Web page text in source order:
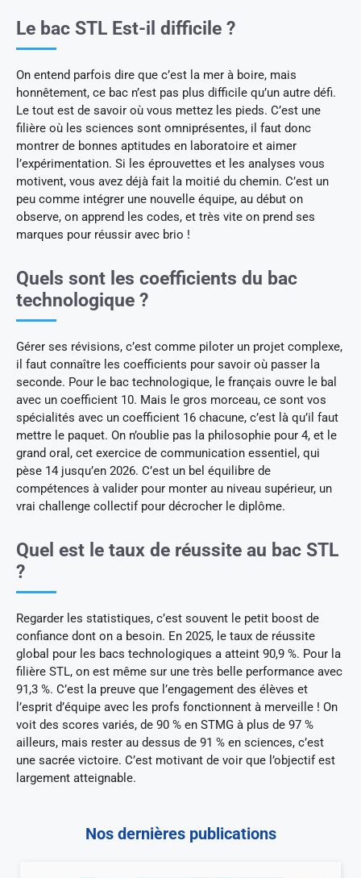
Le bac STL Est-il difficile ?
On entend parfois dire que c’est la mer à boire, mais
honnêtement, ce bac n’est pas plus difficile qu’un autre défi.
Le tout est de savoir où vous mettez les pieds. C’est une
filière où les sciences sont omniprésentes, il faut donc
montrer de bonnes aptitudes en laboratoire et aimer
l’expérimentation. Si les éprouvettes et les analyses vous
motivent, vous avez déjà fait la moitié du chemin. C’est un
peu comme intégrer une nouvelle équipe, au début on
observe, on apprend les codes, et très vite on prend ses
marques pour réussir avec brio !
Quels sont les coefficients du bac
technologique ?
Gérer ses révisions, c’est comme piloter un projet complexe,
il faut connaître les coefficients pour savoir où passer la
seconde. Pour le bac technologique, le français ouvre le bal
avec un coefficient 10. Mais le gros morceau, ce sont vos
spécialités avec un coefficient 16 chacune, c’est là qu’il faut
mettre le paquet. On n’oublie pas la philosophie pour 4, et le
grand oral, cet exercice de communication essentiel, qui
pèse 14 jusqu’en 2026. C’est un bel équilibre de
compétences à valider pour monter au niveau supérieur, un
vrai challenge collectif pour décrocher le diplôme.
Quel est le taux de réussite au bac STL
?
Regarder les statistiques, c’est souvent le petit boost de
confiance dont on a besoin. En 2025, le taux de réussite
global pour les bacs technologiques a atteint 90,9 %. Pour la
filière STL, on est même sur une très belle performance avec
91,3 %. C’est la preuve que l’engagement des élèves et
l’esprit d’équipe avec les profs fonctionnent à merveille ! On
voit des scores variés, de 90 % en STMG à plus de 97 %
ailleurs, mais rester au dessus de 91 % en sciences, c’est
une sacrée victoire. C’est motivant de voir que l’objectif est
largement atteignable.
Nos dernières publications